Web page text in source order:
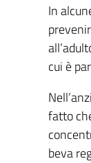
In
cui è
fatto
beva